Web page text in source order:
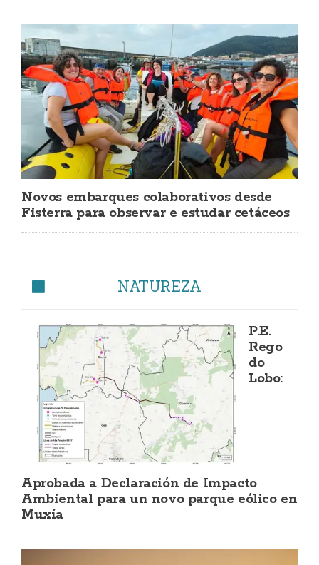
Novos embarques colaborativos desde
Fisterra para observar e estudar cetáceos
NATUREZA
P.E.
Rego
do
Lobo:
Aprobada a Declaración de Impacto
Ambiental para un novo parque eólico en
Muxía